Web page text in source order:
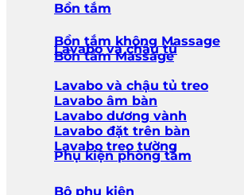
Bồn tắm
Bồn tắm không Massage
Bồn tắm Massage
Lavabo và chậu tủ
Lavabo và chậu tủ treo
Lavabo âm bàn
Lavabo dương vành
Lavabo đặt trên bàn
Lavabo treo tường
Phụ kiện phòng tắm
Bộ phụ kiện